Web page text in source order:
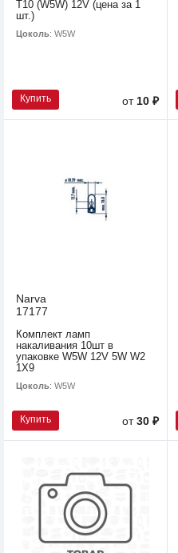
T10 (W5W) 12V (цена за 1
шт.)
Цоколь: W5W
Купить от 10 ₽
Narva
17177
Комплект ламп
накаливания 10шт в
упаковке W5W 12V 5W W2
1X9
Цоколь: W5W
Купить от30 ₽